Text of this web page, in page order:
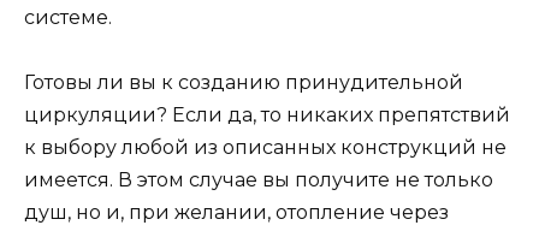
системе.
Готовы ли вы к созданию принудительной
циркуляции? Если да, то никаких препятствий
к выбору любой из описанных конструкций не
имеется. В этом случае вы получите не только
душ, но и, при желании, отопление через